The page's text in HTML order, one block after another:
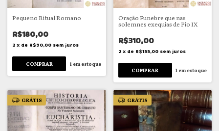
Pequeno Ritual Romano
R$180,00
2 x de R$90,00 sem juros
1em estoque
Oração Funebre que nas
solemnes exequias de Pio IX
R$310,00
2 x de R$155,00 sem juros
1 em estoque
GRÁTIS GRÁTIS